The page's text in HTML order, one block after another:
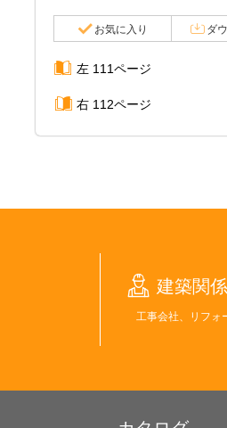
お気に入り ダ
左 111ページ
右 112ページ
建築関
工事会社、リフォ